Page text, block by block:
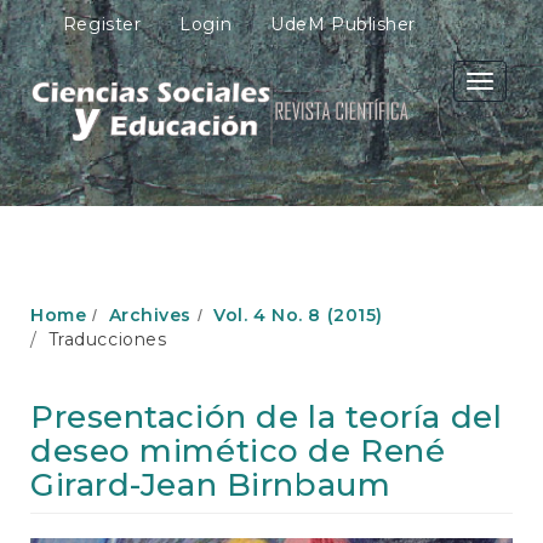
M
a
i
n
N
a
v
i
g
n
n
C
o
n
Register Login UdeM Publisher
Toggle
Home Archives
Vol. 4 No. 8 (2015)
Traducciones
Presentación de la teoría del
deseo mimético de René
Girard-Jean Birnbaum